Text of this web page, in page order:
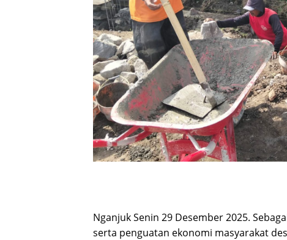
Nganjuk Senin 29 Desember 2025.
serta penguatan ekonomi masyarakat